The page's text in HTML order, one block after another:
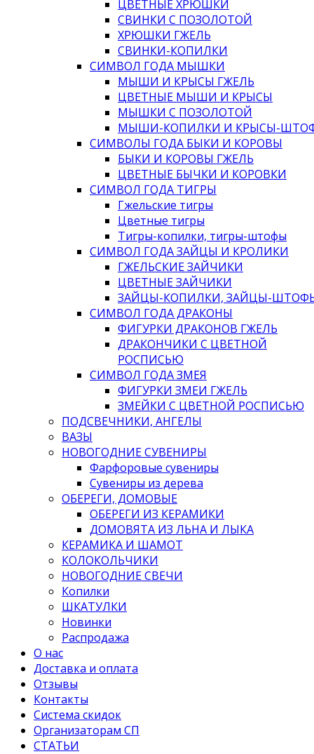
ЦВЕТНЫЕ ХРЮШКИ
СВИНКИ С ПОЗОЛОТОЙ
ХРЮШКИ ГЖЕЛЬ
СВИНКИ-КОПИЛКИ
СИМВОЛ ГОДА МЫШКИ
МЫШИ И КРЫСЫ ГЖЕЛЬ
ЦВЕТНЫЕ МЫШИ И КРЫСЫ
МЫШКИ С ПОЗОЛОТОЙ
МЫШИ-КОПИЛКИ И КРЫСЫ-
СИМВОЛЫ ГОДА БЫКИ И КОРОВЫ
БЫКИ И КОРОВЫ ГЖЕЛЬ
ЦВЕТНЫЕ БЫЧКИ И КОРОВКИ
СИМВОЛ ГОДА ТИГРЫ
Гжельские тигры
Цветные тигры
Тигры-копилки, тигры-штофы
СИМВОЛ ГОДА ЗАЙЦЫ И КРОЛИКИ
ГЖЕЛЬСКИЕ ЗАЙЧИКИ
ЦВЕТНЫЕ ЗАЙЧИКИ
ЗАЙЦЫ-КОПИЛКИ, ЗАЙЦЫ-
СИМВОЛ ГОДА ДРАКОНЫ
ФИГУРКИ ДРАКОНОВ ГЖЕЛЬ
ДРАКОНЧИКИ С ЦВЕТНОЙ
РОСПИСЬЮ
СИМВОЛ ГОДА ЗМЕЯ
ФИГУРКИ ЗМЕИ ГЖЕЛЬ
ЗМЕЙКИ С ЦВЕТНОЙ РОСПИСЬЮ
ПОДСВЕЧНИКИ, АНГЕЛЫ
ВАЗЫ
НОВОГОДНИЕ СУВЕНИРЫ
Фарфоровые сувениры
Сувениры из дерева
ОБЕРЕГИ, ДОМОВЫЕ
ОБЕРЕГИ ИЗ КЕРАМИКИ
ДОМОВЯТА ИЗ ЛЬНА И ЛЫКА
КЕРАМИКА И ШАМОТ
КОЛОКОЛЬЧИКИ
НОВОГОДНИЕ СВЕЧИ
Копилки
ШКАТУЛКИ
Новинки
Распродажа
О нас
Доставка и оплата
Отзывы
Контакты
Система скидок
Организаторам СП
СТАТЬИ